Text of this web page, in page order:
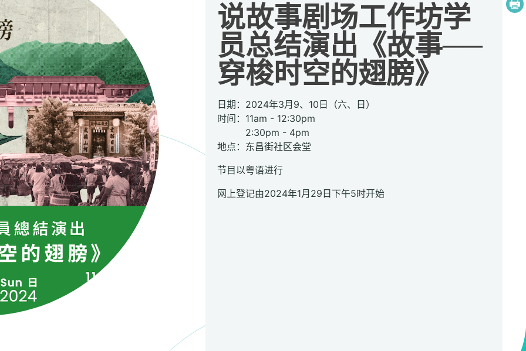
说故事剧场工作坊学
员总结演出《故事──
穿梭时空的翅膀》
日期：2024年3月9、10日（六、日）
时间：11am - 12:30pm
2:30pm - 4pm
地点：东昌街社区会堂
节目以粤语进行
网上登记由2024年1月29日下午5时开始